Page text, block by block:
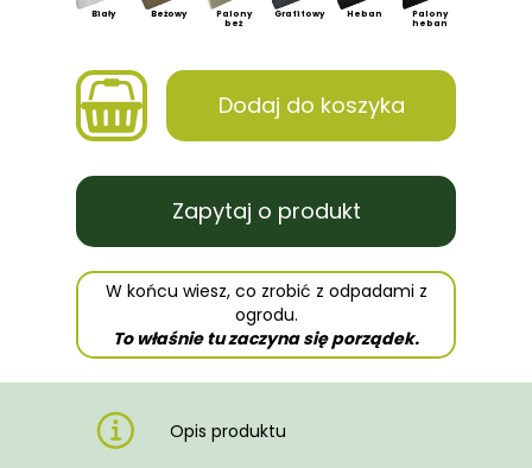
Biały Beżowy
Palony
beż
Grafitowy Heban
Palony
heban
Zapytaj o produkt
Dodaj do koszyka
W końcu wiesz, co zrobić z odpadami z
ogrodu.
To właśnie tu zaczyna się porządek.
Opis produktu